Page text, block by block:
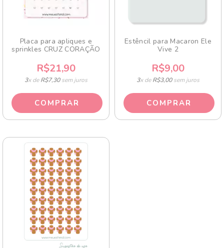
Placa para apliques e
sprinkles CRUZ CORAÇÃO
R$21,90
3x deR$7,30sem juros
Estêncil para Macaron Ele
Vive 2
R$9,00
3x deR$3,00sem juros